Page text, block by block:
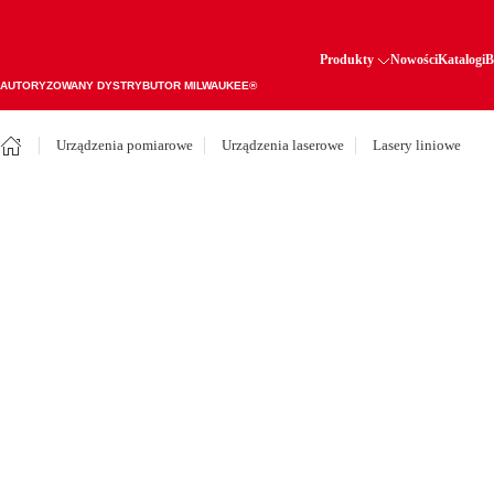
AUTORYZOWANY DYSTRYBUTOR MILWAUKEE®
Produkty NowościKatalogi
Urządzenia pomiarowe Urządzenia laserowe Lasery liniowe